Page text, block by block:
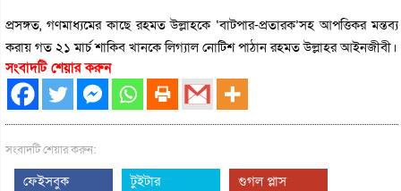
প্রসঙ্গত, গণমাধ্যমের কাছে রহমত উল্লাহকে ‘বাটপার-প্রতারক’সহ আপত্তিকর মন্তব্য
করায় গত ২১ মার্চ শাকিব খানকে লিগ্যাল নোটিশ পাঠান রহমত উল্লাহর আইনজীবী।
সংবাদটি শেয়ার করুন
সংবাদটি শেয়ার করুন:
ফেইসবুক টুইটার গুগল প্লাস